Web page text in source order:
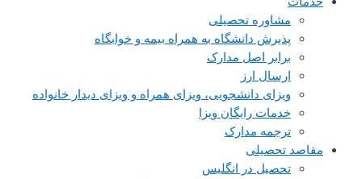
مشاوره تحصیلی
پذیرش دانشگاه به همراه بیمه و خوابگاه
برابر اصل مدارک
ارسال ارز
ویزای دانشجویی، ویزای همراه و ویزای دیدار خانواده
خدمات رایگان ویزا
ترجمه مدارک
مقاصد تحصیلی
تحصیل در انگلیس